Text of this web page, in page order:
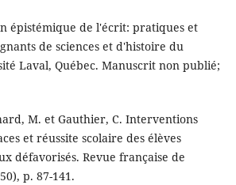
épistémique de l'écrit: pratiques et
de sciences et d'histoire du
Laval, Québec. Manuscrit non publié;
M. et Gauthier, C. Interventions
et réussite scolaire des élèves
défavorisés. Revue française de
p. 87-141.